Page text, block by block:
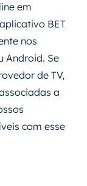
em
BET
nos
Android. Se
de TV,
a
com esse